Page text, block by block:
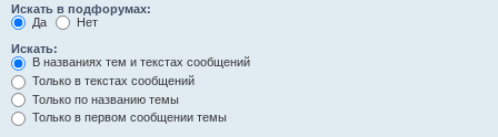
Искать в подфорумах:
Да
Нет
Искать:
В названиях тем и текстах сообщений
Только в текстах сообщений
Только по названию темы
Только в первом сообщении темы